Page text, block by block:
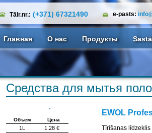
Tālr.nr.: (+371) 67321490 e-pasts:
Главная О нас Продукты
Средства для мытья
Объем Цена
1L
1.28 €
EWOL
Tīrīšanas